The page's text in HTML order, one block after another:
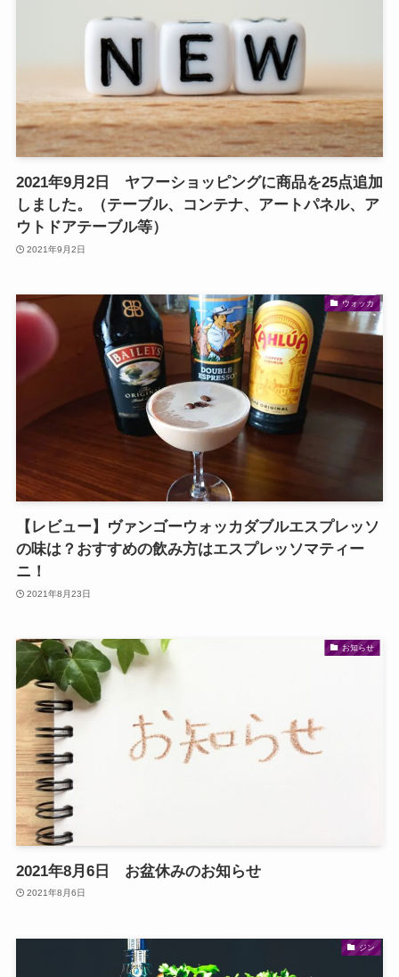
2021年9月2日 ヤフーショッピングに商品を25点追加
しました。（テーブル、コンテナ、アートパネル、ア
ウトドアテーブル等）
2021年9月2日
ウォッカ
【レビュー】ヴァンゴーウォッカダブルエスプレッソ
の味は？おすすめの飲み方はエスプレッソマティー
ニ！
2021年8月23日
お知らせ
2021年8月6日 お盆休みのお知らせ
2021年8月6日
ジン